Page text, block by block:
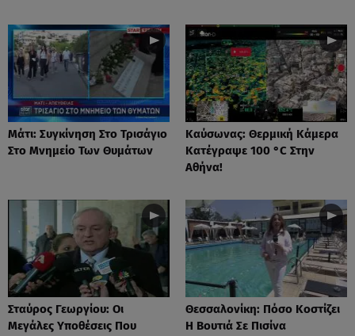
Μάτι: Συγκίνηση Στο Τρισάγιο
Στο Μνημείο Των Θυμάτων
Καύσωνας: Θερμική Κάμερα
Κατέγραψε 100 °C Στην
Αθήνα!
Σταύρος Γεωργίου: Οι
Μεγάλες Υποθέσεις Που
Θεσσαλονίκη: Πόσο Κοστίζει
Η Βουτιά Σε Πισίνα